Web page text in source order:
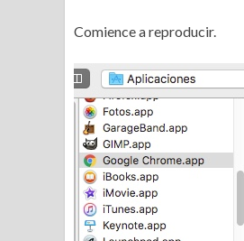
Comience a reproducir.